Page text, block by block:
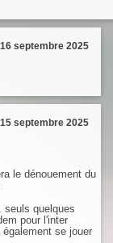
septembre 2025
septembre 2025
le dénouement du
quelques
pour l'inter
se jouer